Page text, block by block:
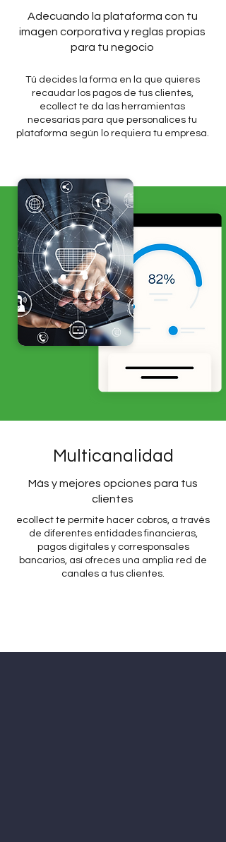
Adecuando la plataforma con tu
imagen corporativa y reglas propias
para tu negocio
Tú decides la forma en la que quieres
recaudar los pagos de tus clientes,
ecollect te da las herramientas
necesarias para que personalices tu
plataforma según lo requiera tu empresa.
Multicanalidad
Más y mejores opciones para tus
clientes
ecollect te permite hacer cobros, a través
de diferentes entidades financieras,
pagos digitales y corresponsales
bancarios, así ofreces una amplia red de
canales a tus clientes.